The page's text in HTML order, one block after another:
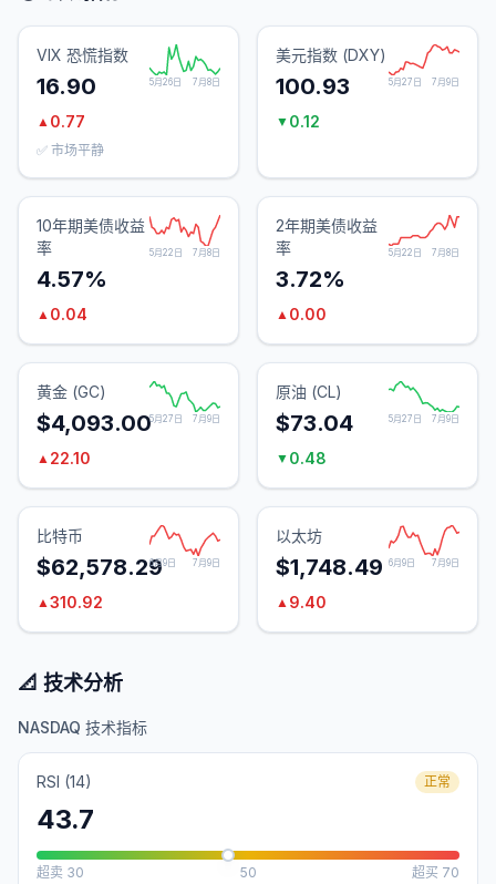
VIX 恐慌指数
16.90 5月26日 7月8日
▲ 0.77
✅ 市场平静
美元指数 (DXY)
100.93 5月27日 7月9日
▼ 0.12
10年期美债收益
率
4.57%
5月22日 7月8日
▲ 0.04
2年期美债收益
率
3.72%
5月22日 7月8日
▲ 0.00
黄金 (GC)
$4,093.005月27日 7月9日
▲ 22.10
原油 (CL)
$73.04 5月27日 7月9日
▼ 0.48
比特币
$62,578.296月9日 7月9日
▲310.92
以太坊
$1,748.49 6月9日 7月9日
▲ 9.40
📐 技术分析
NASDAQ 技术指标
RSI (14) 正常
43.7
超卖 30 50 超买 70